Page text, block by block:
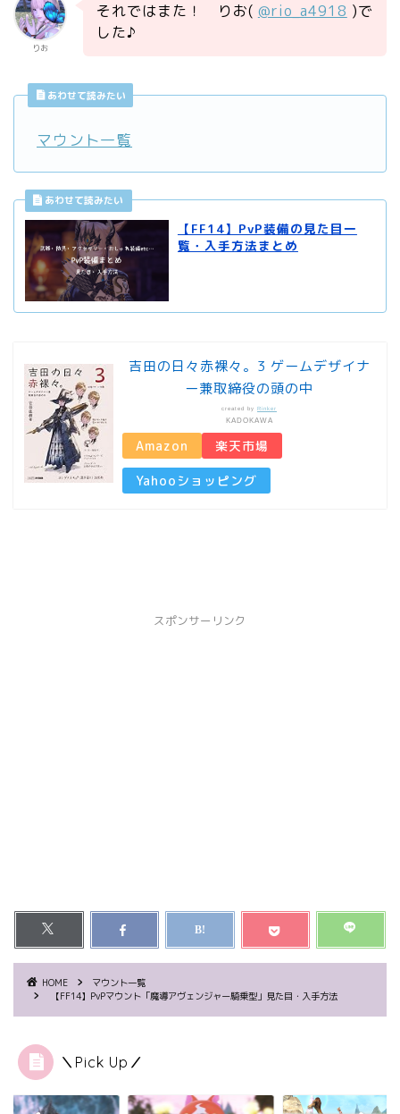
りお
それではまた！ りお( @rio_a4918 )で
した♪
あわせて読みたい
マウント一覧
【FF14】PvP装備の見た目一
覧・入手方法まとめ
吉田の日々赤裸々。3 ゲームデザイナ
ー兼取締役の頭の中
created by Rinker
KADOKAWA
Amazon 楽天市場
Yahooショッピング
スポンサーリンク
HOME
マウント一覧
【FF14】PvPマウント「魔導アヴェンジャー騎乗型」見た目・入手方法
＼Pick Up／